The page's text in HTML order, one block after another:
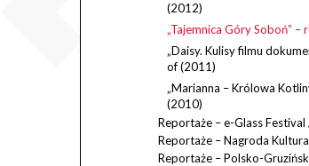
(2012)
„Tajemnica Góry Soboń”
„Daisy. Kulisy filmu
of (2011)
„Marianna – Królowa
(2010)
Reportaże – e-Glass
Reportaże – Nagroda
Reportaże – Polsko-